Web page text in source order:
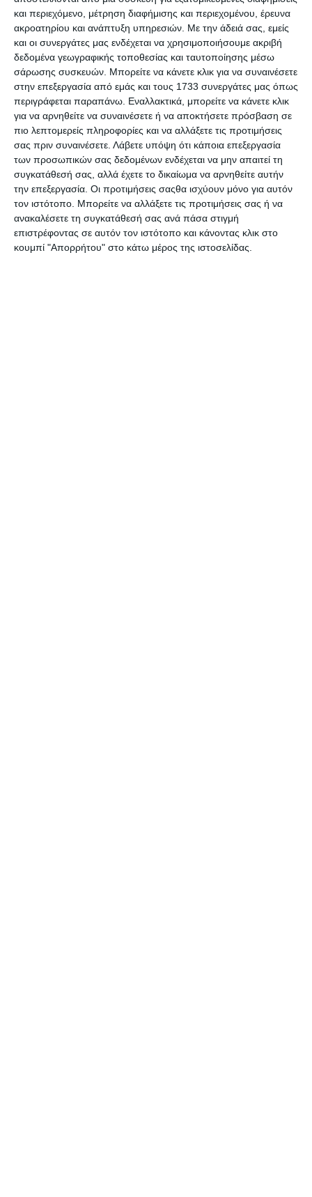
και περιεχόμενο, μέτρηση διαφήμισης και περιεχομένου, έρευνα
ακροατηρίου και ανάπτυξη υπηρεσιών. Με την άδειά σας, εμείς
και οι συνεργάτες μας ενδέχεται να χρησιμοποιήσουμε ακριβή
δεδομένα γεωγραφικής τοποθεσίας και ταυτοποίησης μέσω
σάρωσης συσκευών. Μπορείτε να κάνετε κλικ για να συναινέσετε
στην επεξεργασία από εμάς και τους 1733 συνεργάτες μας όπως
περιγράφεται παραπάνω. Εναλλακτικά, μπορείτε να κάνετε κλικ
για να αρνηθείτε να συναινέσετε ή να αποκτήσετε πρόσβαση σε
πιο λεπτομερείς πληροφορίες και να αλλάξετε τις προτιμήσεις
σας πριν συναινέσετε. Λάβετε υπόψη ότι κάποια επεξεργασία
των προσωπικών σας δεδομένων ενδέχεται να μην απαιτεί τη
συγκατάθεσή σας, αλλά έχετε το δικαίωμα να αρνηθείτε αυτήν
την επεξεργασία. Οι προτιμήσεις σαςθα ισχύουν μόνο για αυτόν
τον ιστότοπο. Μπορείτε να αλλάξετε τις προτιμήσεις σας ή να
ανακαλέσετε τη συγκατάθεσή σας ανά πάσα στιγμή
επιστρέφοντας σε αυτόν τον ιστότοπο και κάνοντας κλικ στο
κουμπί "Απορρήτου" στο κάτω μέρος της ιστοσελίδας.
7 Απριλίου 2025
QUIZ: 7 Ερωτήσεις για
Προγραμματιστές